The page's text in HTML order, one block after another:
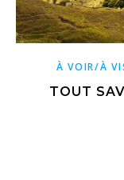
À VOIR/À
TOUT